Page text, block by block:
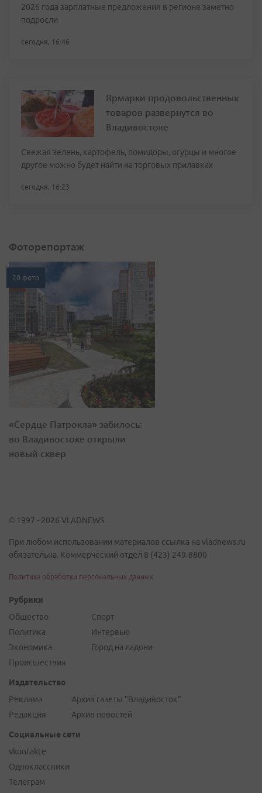
2026 года зарплатные предложения в регионе заметно
подросли
сегодня, 16:46
Ярмарки продовольственных
товаров развернутся во
Владивостоке
Свежая зелень, картофель, помидоры, огурцы и многое
другое можно будет найти на торговых прилавках
сегодня, 16:23
Фоторепортаж
20 фото
«Сердце Патрокла» забилось:
во Владивостоке открыли
новый сквер
© 1997 - 2026 VLADNEWS
При любом использовании материалов ссылка на vladnews.ru
обязательна. Коммерческий отдел 8 (423) 249-8800
Политика обработки персональных данных
Рубрики
Общество
Политика
Экономика
Происшествия
Спорт
Интервью
Город на ладони
Издательство
Реклама
Редакция
Архив газеты "Владивосток"
Архив новостей
Социальные сети
vkontakte
Одноклассники
Телеграм